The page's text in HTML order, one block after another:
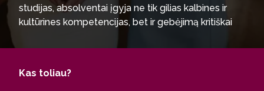
studijas, absolventai įgyja ne tik gilias kalbines ir
kultūrines kompetencijas, bet ir gebėjimą kritiškai
daugiakultūrėje aplinkoje. Tai atveria plačias
Kas toliau?